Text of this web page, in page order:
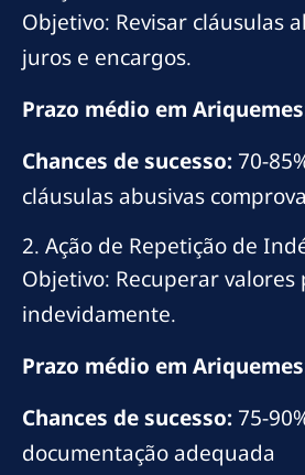
Objetivo: Revisar cláusulas
juros e encargos.
Prazo médio em
Chances de sucesso: 70-
cláusulas abusivas
2. Ação de Repetição de
Objetivo: Recuperar valores
indevidamente.
Prazo médio em
Chances de sucesso: 75-
documentação adequada